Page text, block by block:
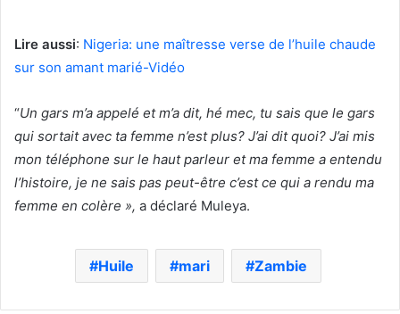
Lire aussi: Nigeria: une maîtresse verse de l’huile chaude
sur son amant marié-Vidéo
“Un gars m’a appelé et m’a dit, hé mec, tu sais que le gars
qui sortait avec ta femme n’est plus? J’ai dit quoi? J’ai mis
mon téléphone sur le haut parleur et ma femme a entendu
l’histoire, je ne sais pas peut-être c’est ce qui a rendu ma
femme en colère », a déclaré Muleya.
Huile mari Zambie